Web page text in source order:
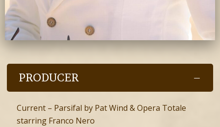
PRODUCER
Current – Parsifal by Pat Wind & Opera Totale
starring Franco Nero